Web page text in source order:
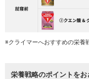
※クライマーへおすすめの栄養
栄養戦略のポイントを